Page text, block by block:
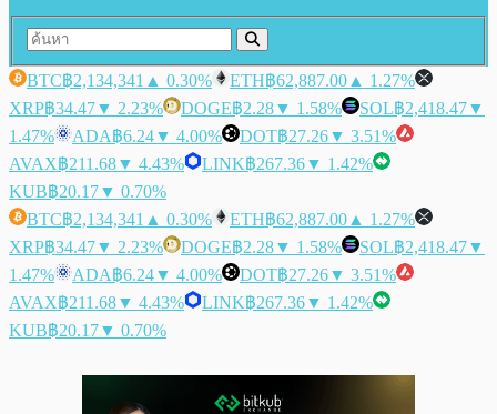
BTC฿2,134,341 ▲ 0.30% ETH฿62,887.00 ▲ 1.27%
XRP฿34.47▼ 2.23% DOGE฿2.28▼ 1.58% SOL฿2,418.47▼
1.47%
ADA฿6.24▼ 4.00% DOT฿27.26▼ 3.51%
AVAX฿211.68▼ 4.43% LINK฿267.36▼ 1.42%
KUB฿20.17▼ 0.70%
BTC฿2,134,341 ▲ 0.30% ETH฿62,887.00 ▲ 1.27%
XRP฿34.47▼ 2.23% DOGE฿2.28▼ 1.58% SOL฿2,418.47▼
1.47%
ADA฿6.24▼ 4.00% DOT฿27.26▼ 3.51%
AVAX฿211.68▼ 4.43% LINK฿267.36▼ 1.42%
KUB฿20.17▼ 0.70%